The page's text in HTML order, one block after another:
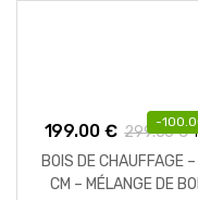
-
199.00 € 299.00€
BOIS DE CHAUFFAGE
CM – MÉLANGE DE